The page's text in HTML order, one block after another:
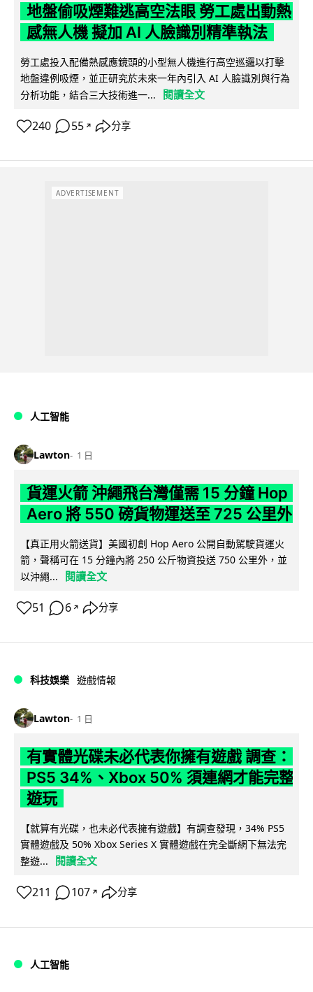
地盤偷吸煙難逃高空法眼 勞工處出動熱
感無人機 擬加 AI 人臉識別精準執法
勞工處投入配備熱感應鏡頭的小型無人機進行高空巡邏以打擊
地盤違例吸煙，並正研究於未來一年內引入 AI 人臉識別與行為
分析功能，結合三大技術進一...
閱讀全文
240 55 ↗ 分享
ADVERTISEMENT
人工智能
Lawton 1 日
貨運火箭 沖繩飛台灣僅需 15 分鐘 Hop
Aero 將 550 磅貨物運送至 725 公里外
【真正用火箭送貨】美國初創 Hop Aero 公開自動駕駛貨運火
箭，聲稱可在 15 分鐘內將 250 公斤物資投送 750 公里外，並
以沖繩...
閱讀全文
51 6 ↗ 分享
科技娛樂 遊戲情報
Lawton 1 日
有實體光碟未必代表你擁有遊戲 調查：
PS5 34%、Xbox 50% 須連網才能完整
遊玩
【就算有光碟，也未必代表擁有遊戲】有調查發現，34% PS5
實體遊戲及 50% Xbox Series X 實體遊戲在完全斷網下無法完
整遊...
閱讀全文
211 107 ↗ 分享
人工智能